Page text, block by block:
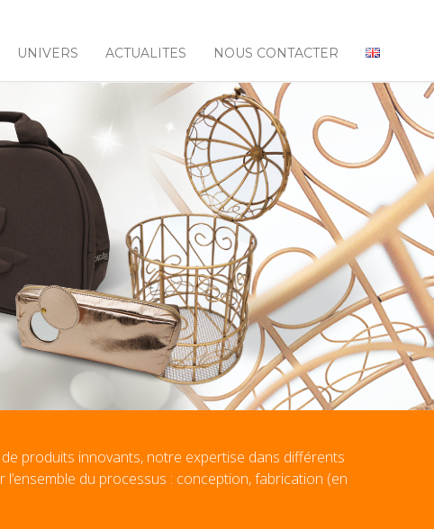
UNIVERS ACTUALITES NOUS CONTACTER
produits innovants, notre expertise dans différents
du processus : conception, fabrication (en